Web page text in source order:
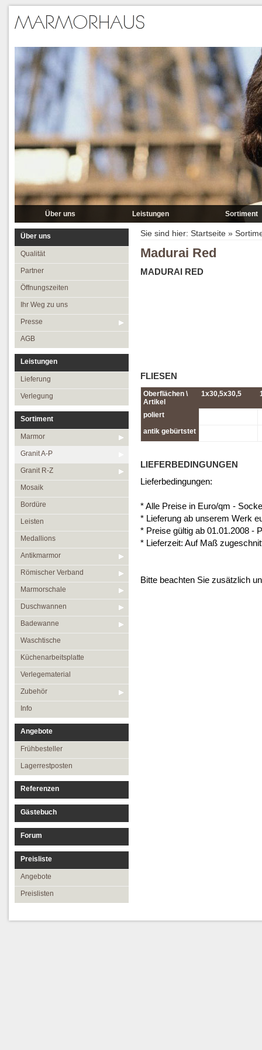
Über uns
Partner
Ihr Weg zu uns
Presse
Leistungen
Lieferung
Verlegung
Sortiment
Marmor
Über uns
Qualität
Partner
Öffnungszeiten
Ihr Weg zu uns
Presse
AGB
Leistungen
Lieferung
Verlegung
Sortiment
Marmor
Granit A-P
Granit R-Z
Mosaik
Bordüre
Leisten
Medallions
Antikmarmor
Römischer Verband
Marmorschale
Duschwannen
Badewanne
Waschtische
Küchenarbeitsplatte
Verlegematerial
Zubehör
Info
Angebote
Frühbesteller
Lagerrestposten
Referenzen
Gästebuch
Forum
Preisliste
Angebote
Preislisten
Sie sind hier: Startseite »
Madurai Red
MADURAI RED
FLIESEN
Oberflächen \
Artikel
1x30,5x30,5
poliert
antik gebürtstet
LIEFERBEDINGUNGEN
Lieferbedingungen:
* Alle Preise in Euro/qm -
* Lieferung ab unserem Werk
* Preise gültig ab 01.01.2008 -
* Lieferzeit: Auf Maß
Bitte beachten Sie zusätzlich